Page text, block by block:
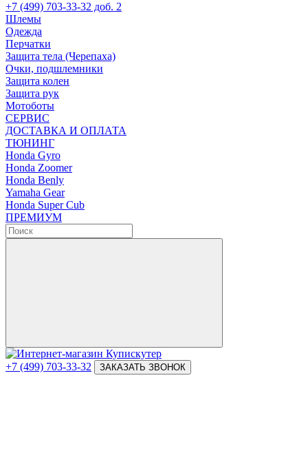
+7 (499) 703-33-32 доб. 2
Шлемы
Одежда
Перчатки
Защита тела (Черепаха)
Очки, подшлемники
Защита колен
Защита рук
Мотоботы
СЕРВИС
ДОСТАВКА И ОПЛАТА
ТЮНИНГ
Honda Gyro
Honda Zoomer
Honda Benly
Yamaha Gear
Honda Super Cub
ПРЕМИУМ
+7 (499) 703-33-32 ЗАКАЗАТЬ ЗВОНОК